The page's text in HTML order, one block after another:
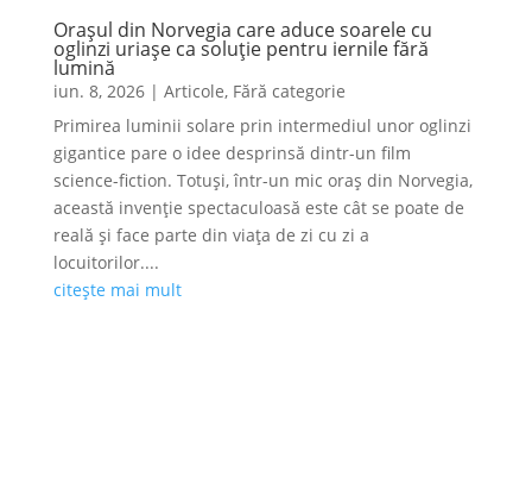
Orașul din Norvegia care aduce soarele cu
oglinzi uriașe ca soluție pentru iernile fără
lumină
iun. 8, 2026| Articole, Fără categorie
Primirea luminii solare prin intermediul unor oglinzi
gigantice pare o idee desprinsă dintr-un film
science-fiction. Totuși, într-un mic oraș din Norvegia,
această invenție spectaculoasă este cât se poate de
reală și face parte din viața de zi cu zi a
locuitorilor....
citește mai mult